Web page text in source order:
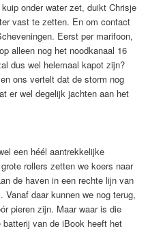
onder water zet, duikt Chrisje
vast te zetten. En om contact
Eerst per marifoon,
alleen nog het noodkanaal 16
dus wel helemaal kapot zijn?
ons vertelt dat de storm nog
er wel degelijk jachten aan het
een héél aantrekkelijke
rollers zetten we koers naar
de haven in een rechte lijn van
daar kunnen we nog terug,
pieren zijn. Maar waar is die
batterij van de iBook heeft het